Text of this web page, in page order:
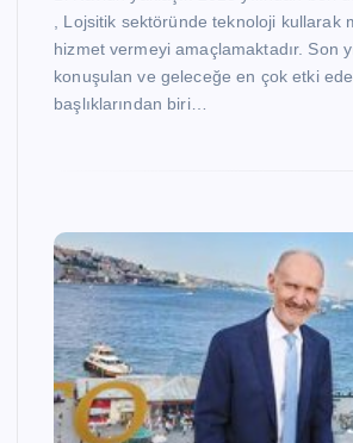
, Lojsitik sektöründe teknoloji kullarak
hizmet vermeyi amaçlamaktadır. Son
konuşulan ve geleceğe en çok etki
başlıklarından biri…